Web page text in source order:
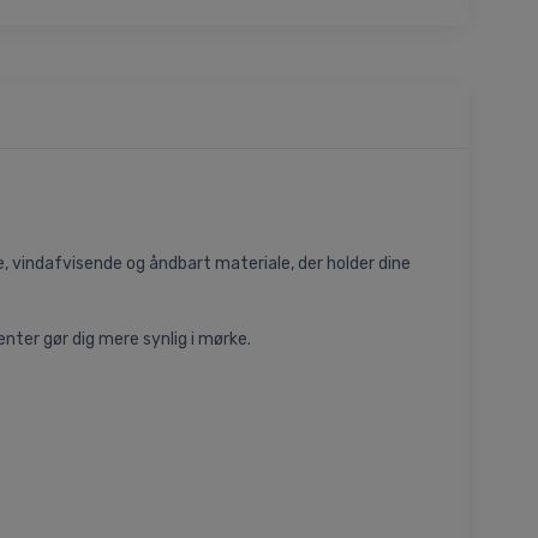
og åndbart materiale, der holder dine
gør dig mere synlig i mørke.